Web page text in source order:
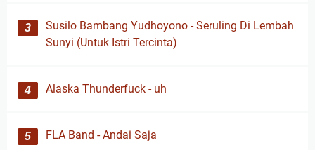
Susilo Bambang Yudhoyono - Seruling Di Lembah
Sunyi (Untuk Istri Tercinta)
Alaska Thunderfuck - uh
FLA Band - Andai Saja